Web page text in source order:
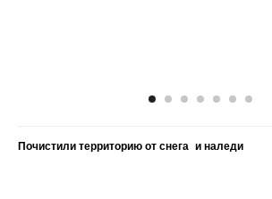
Почистили территорию от снега и наледи